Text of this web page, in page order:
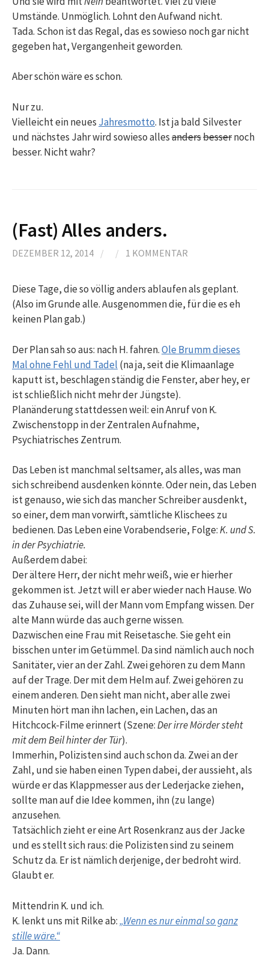
Umstände. Unmöglich. Lohnt den Aufwand nicht.
Tada. Schon ist das Regal, das es sowieso noch gar nicht
gegeben hat, Vergangenheit geworden.
Aber schön wäre es schon.
Nur zu.
Vielleicht ein neues Jahresmotto. Ist ja bald Silvester
und nächstes Jahr wird sowieso allesandersbessernoch
besser. Nicht wahr?
(Fast) Alles anders.
DEZEMBER 12, 2014 / / 1 KOMMENTAR
Diese Tage, die so völlig anders ablaufen als geplant.
(Also im Grunde alle. Ausgenommen die, für die es eh
keinen Plan gab.)
Der Plan sah so aus: nach H. fahren.Ole Brumm dieses
Mal ohne Fehl und Tadel (na ja, seit die Klimaanlage
kaputt ist, beschlagen ständig die Fenster, aber hey, er
ist schließlich nicht mehr der Jüngste).
Planänderung stattdessen weil: ein Anruf von K.
Zwischenstopp in der Zentralen Aufnahme,
Psychiatrisches Zentrum.
Das Leben ist manchmal seltsamer, als alles, was man
sich schreibend ausdenken könnte. Oder nein, das Leben
ist genauso, wie sich das mancher Schreiber ausdenkt,
so einer, dem man vorwirft, sämtliche Klischees zu
bedienen. Das Leben eine Vorabendserie, Folge:K. und S.
in der Psychiatrie.
Außerdem dabei:
Der ältere Herr, der nicht mehr weiß, wie er hierher
gekommen ist. Jetzt will er aber wieder nach Hause. Wo
das Zuhause sei, will der Mann vom Empfang wissen. Der
alte Mann würde das auch gerne wissen.
Dazwischen eine Frau mit Reisetasche. Sie geht ein
bisschen unter im Getümmel. Da sind nämlich auch noch
Sanitäter, vier an der Zahl. Zwei gehören zu dem Mann
auf der Trage. Der mit dem Helm auf. Zwei gehören zu
einem anderen. Den sieht man nicht, aber alle zwei
Minuten hört man ihn lachen, ein Lachen, das an
Hitchcock-Filme erinnert (Szene:Der irre Mörder steht
mit dem Beil hinter der Tür).
Immerhin, Polizisten sind auch schon da. Zwei an der
Zahl, und sie haben einen Typen dabei, der aussieht, als
würde er das Klappmesser aus der Lederjacke ziehen,
sollte man auf die Idee kommen, ihn (zu lange)
anzusehen.
Tatsächlich zieht er eine Art Rosenkranz aus der Jacke
und es stellt sich raus: die Polizisten sind zu seinem
Schutz da. Er ist nämlich derjenige, der bedroht wird.
Glaubt er.
Mittendrin K. und ich.
K. lenkt uns mit Rilke ab:„Wenn es nur einmal so ganz
stille wäre.“
Ja. Dann.